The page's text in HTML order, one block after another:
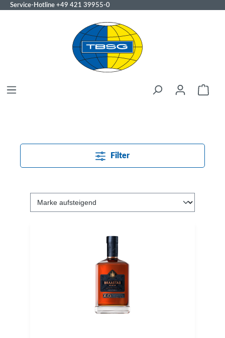
Service-Hotline +49 421 39955-0
Filter